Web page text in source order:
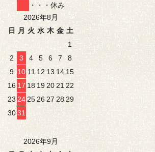
・・・休み
2026年8月
日 月 火 水 木 金 土
1
2
3 4 5 6 7
8
9 10 11 12 13 14 15
16 17 18 19 20 21 22
23 24 2526 27 2829
3031
2026年9月